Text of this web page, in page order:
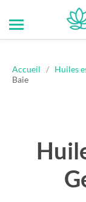
Toggle
mobile
Accueil / Huiles
Baie